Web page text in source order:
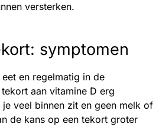
versterken.
symptomen
en regelmatig in de
aan vitamine D erg
veel binnen zit en geen melk of
de kans op een tekort groter